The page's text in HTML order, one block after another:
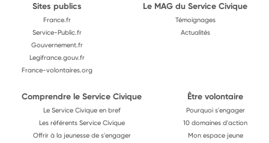
Sites publics
France.fr
Service-Public.fr
Gouvernement.fr
Legifrance.gouv.fr
France-volontaires.org
Le MAG du Service Civique
Témoignages
Actualités
Comprendre le Service Civique
Le Service Civique en bref
Les référents Service Civique
Offrir à la jeunesse de s'engager
Être volontaire
Pourquoi s'engager
10 domaines d'action
Mon espace jeune